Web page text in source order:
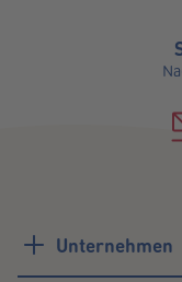
Unternehmen